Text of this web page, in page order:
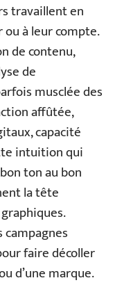
travaillent en
ou à leur compte.
de contenu,
de
musclée des
affûtée,
capacité
intuition qui
ton au bon
la tête
campagnes
faire décoller
d’une marque.